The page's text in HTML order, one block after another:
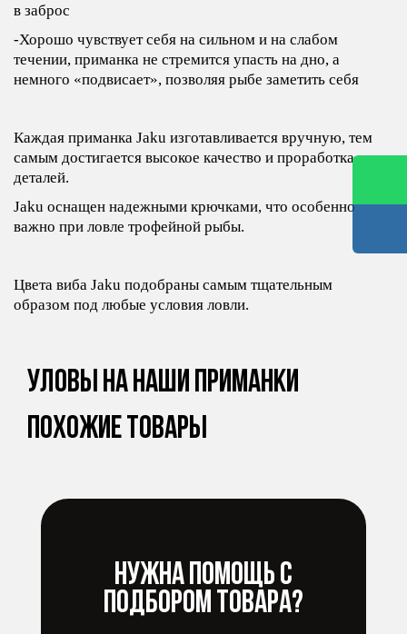
в заброс
-Хорошо чувствует себя на сильном и на слабом
течении, приманка не стремится упасть на дно, а
немного «подвисает», позволяя рыбе заметить себя
Каждая приманка Jaku изготавливается вручную, тем
самым достигается высокое качество и проработка
деталей.
Jaku оснащен надежными крючками, что особенно
важно при ловле трофейной рыбы.
Цвета виба Jaku подобраны самым тщательным
образом под любые условия ловли.
Уловы на наши приманки
Похожие товары
Нужна помощь с
подбором товара?